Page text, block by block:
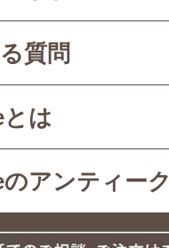
質問
は
アンティーク